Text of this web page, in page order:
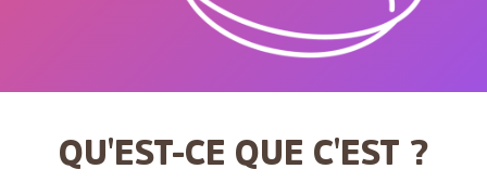
QU'EST-CE QUE C'EST ?